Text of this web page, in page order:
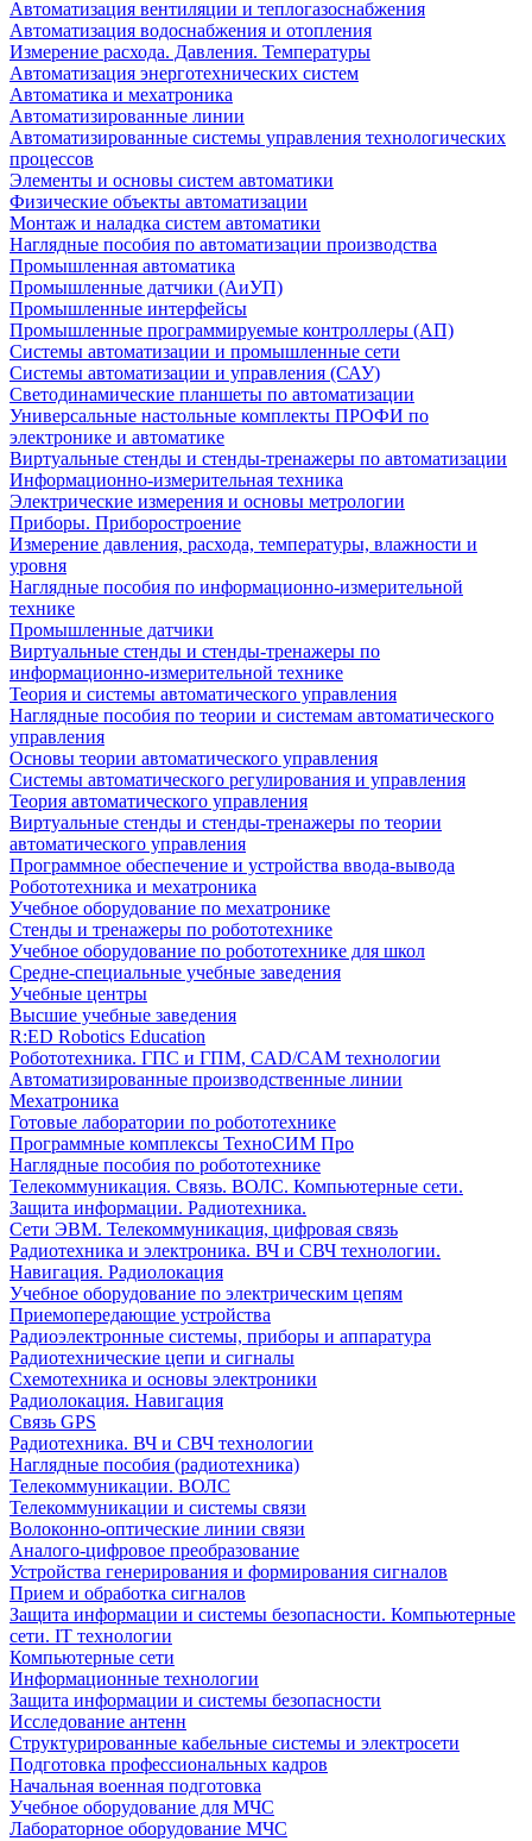
Автоматизация вентиляции и теплогазоснабжения
Автоматизация водоснабжения и отопления
Измерение расхода. Давления. Температуры
Автоматизация энерготехнических систем
Автоматика и мехатроника
Автоматизированные линии
Автоматизированные системы управления технологических
процессов
Элементы и основы систем автоматики
Физические объекты автоматизации
Монтаж и наладка систем автоматики
Наглядные пособия по автоматизации производства
Промышленная автоматика
Промышленные датчики (АиУП)
Промышленные интерфейсы
Промышленные программируемые контроллеры (АП)
Системы автоматизации и промышленные сети
Системы автоматизации и управления (САУ)
Светодинамические планшеты по автоматизации
Универсальные настольные комплекты ПРОФИ по
электронике и автоматике
Виртуальные стенды и стенды-тренажеры по автоматизации
Информационно-измерительная техника
Электрические измерения и основы метрологии
Приборы. Приборостроение
Измерение давления, расхода, температуры, влажности и
уровня
Наглядные пособия по информационно-измерительной
технике
Промышленные датчики
Виртуальные стенды и стенды-тренажеры по
информационно-измерительной технике
Теория и системы автоматического управления
Наглядные пособия по теории и системам автоматического
управления
Основы теории автоматического управления
Системы автоматического регулирования и управления
Теория автоматического управления
Виртуальные стенды и стенды-тренажеры по теории
автоматического управления
Программное обеспечение и устройства ввода-вывода
Робототехника и мехатроника
Учебное оборудование по мехатронике
Стенды и тренажеры по робототехнике
Учебное оборудование по робототехнике для школ
Средне-специальные учебные заведения
Учебные центры
Высшие учебные заведения
R:ED Robotics Education
Робототехника. ГПС и ГПМ, CAD/CAM технологии
Автоматизированные производственные линии
Мехатроника
Готовые лаборатории по робототехнике
Программные комплексы ТехноСИМ Про
Наглядные пособия по робототехнике
Телекоммуникация. Связь. ВОЛС. Компьютерные сети.
Защита информации. Радиотехника.
Сети ЭВМ. Телекоммуникация, цифровая связь
Радиотехника и электроника. ВЧ и СВЧ технологии.
Навигация. Радиолокация
Учебное оборудование по электрическим цепям
Приемопередающие устройства
Радиоэлектронные системы, приборы и аппаратура
Радиотехнические цепи и сигналы
Схемотехника и основы электроники
Радиолокация. Навигация
Связь GPS
Радиотехника. ВЧ и СВЧ технологии
Наглядные пособия (радиотехника)
Телекоммуникации. ВОЛС
Телекоммуникации и системы связи
Волоконно-оптические линии связи
Аналого-цифровое преобразование
Устройства генерирования и формирования сигналов
Прием и обработка сигналов
Защита информации и системы безопасности. Компьютерные
сети. IT технологии
Компьютерные сети
Информационные технологии
Защита информации и системы безопасности
Исследование антенн
Структурированные кабельные системы и электросети
Подготовка профессиональных кадров
Начальная военная подготовка
Учебное оборудование для МЧС
Лабораторное оборудование МЧС